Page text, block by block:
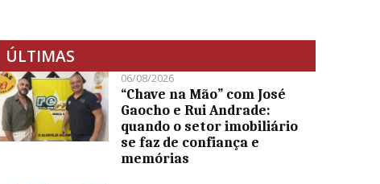
ÚLTIMAS
06/08/2026
“Chave na Mão” com José
Gaocho e Rui Andrade:
quando o setor imobiliário
se faz de confiança e
memórias